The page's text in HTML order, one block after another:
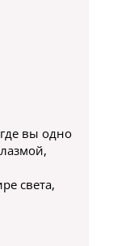
вы одно
света,